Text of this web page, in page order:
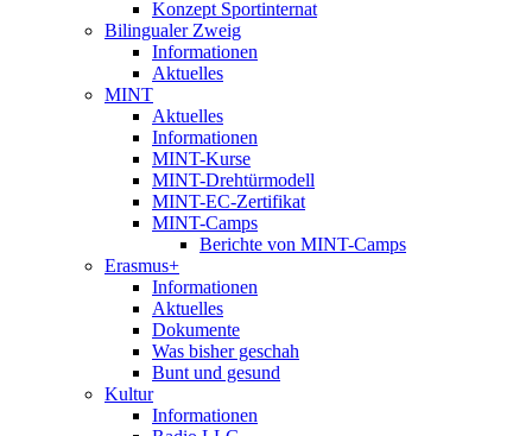
Konzept Sportinternat
Bilingualer Zweig
Informationen
Aktuelles
MINT
Aktuelles
Informationen
MINT-Kurse
MINT-Drehtürmodell
MINT-EC-Zertifikat
MINT-Camps
Berichte von MINT-Camps
Erasmus+
Informationen
Aktuelles
Dokumente
Was bisher geschah
Bunt und gesund
Kultur
Informationen